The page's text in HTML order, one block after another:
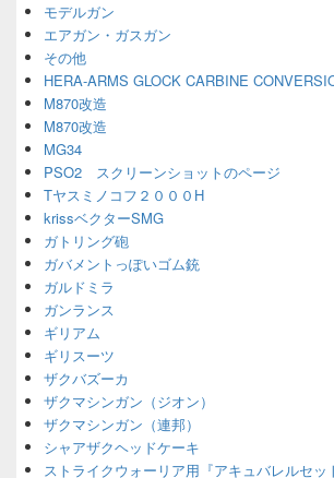
モデルガン
エアガン・ガスガン
その他
HERA-ARMS GLOCK CARBINE
M870改造
M870改造
MG34
PSO2 スクリーンショットのページ
Tヤスミノコフ２０００H
krissベクターSMG
ガトリング砲
ガバメントっぽいゴム銃
ガルドミラ
ガンランス
ギリアム
ギリスーツ
ザクバズーカ
ザクマシンガン（ジオン）
ザクマシンガン（連邦）
シャアザクヘッドケーキ
ストライクウォーリア用『アキュバレルセッ